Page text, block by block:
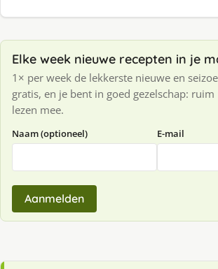
Elke week nieuwe recepten in je
1× per week de lekkerste nieuwe en
gratis, en je bent in goed gezelschap:
lezen mee.
Naam (optioneel) E-mail
Aanmelden